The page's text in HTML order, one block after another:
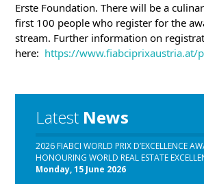
Erste Foundation.There will be a
first 100 people who register for the
stream. Further information on
here: https://www.fiabciprixaustria.at/
Latest News
2026 FIABCI WORLD PRIX D’EXCELLENCE
HONOURING WORLD REAL ESTATE
Monday, 15 June 2026